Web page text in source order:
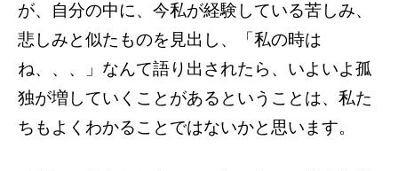
が、自分の中に、今私が経験している苦しみ、
悲しみと似たものを見出し、「私の時は
ね、、、」なんて語り出されたら、いよいよ孤
独が増していくことがあるということは、私た
ちもよくわかることではないかと思います。